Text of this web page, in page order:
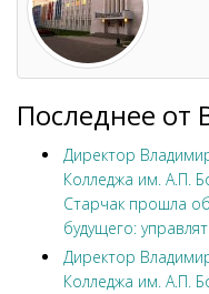
Последнее
Директор
Колледжа им. А.П.
Старчак прошла
будущего:
Директор
Колледжа им. А.П.